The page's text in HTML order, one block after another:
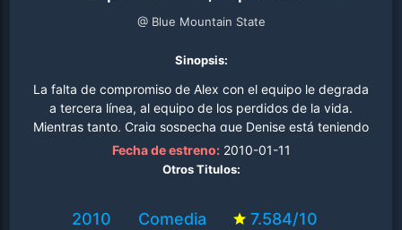
@ Blue Mountain State
Sinopsis:
La falta de compromiso de Alex con el equipo le degrada
a tercera línea, al equipo de los perdidos de la vida.
Mientras tanto, Craig sospecha que Denise está teniendo
un affair y Sammy guía una pelea de cheerleaders
furiosas en busca de venganza de todos los chicos del
Fecha de estreno:2010-01-11
Otros Titulos:
2010 Comedia 7.584/10